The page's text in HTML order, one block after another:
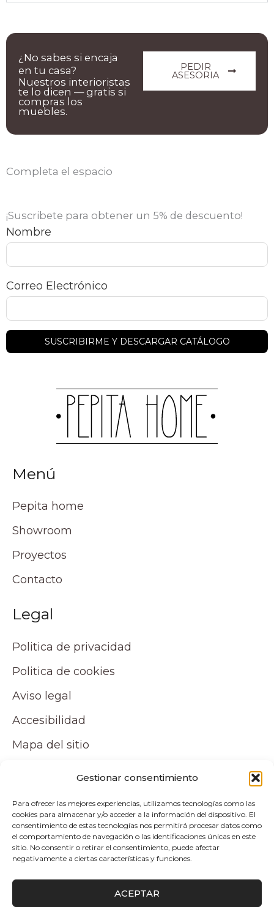
Gestionar consentimiento
Para ofrecer las mejores experiencias, utilizamos tecnologías como las
cookies para almacenar y/o acceder a la información del dispositivo. El
consentimiento de estas tecnologías nos permitirá procesar datos como
el comportamiento de navegación o las identificaciones únicas en este
sitio. No consentir o retirar el consentimiento, puede afectar
negativamente a ciertas características y funciones.
ACEPTAR
PEDIR
ASESORIA
¿No sabes si encaja
en tu casa?
Nuestros interioristas
te lo dicen — gratis si
compras los
muebles.
Completa el espacio
¡Suscribete para obtener un 5% de descuento!
Nombre
Correo Electrónico
Menú
Pepita home
Showroom
Proyectos
Contacto
Legal
Politica de privacidad
Politica de cookies
Aviso legal
Accesibilidad
Mapa del sitio
Tu cuenta
Mi cuenta
Carrito